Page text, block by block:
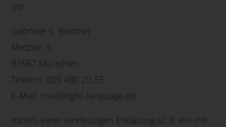
mir
Gabriele S. Bodmer
Metzstr. 5
81667 München
Telefon: 089 480 20 55
E-Mail: mail@light-language.de
mittels einer eindeutigen Erklärung (z. B. ein mit